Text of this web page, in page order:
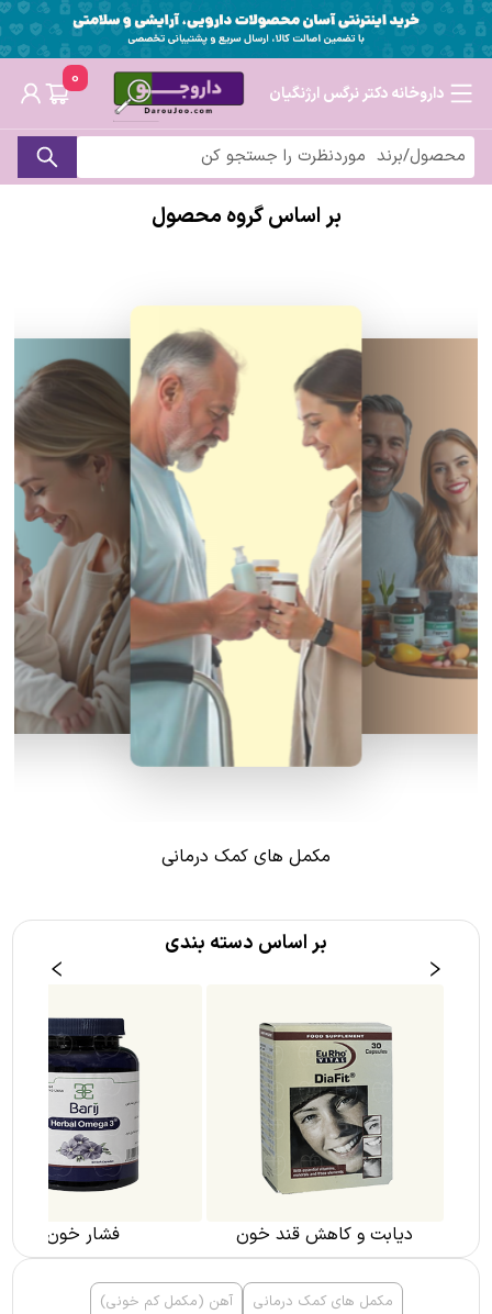
داروخانه دکتر نرگس ارژنگیان
0
بر اساس گروه محصول
مکمل های کمک درمانی
بر اساس دسته بندی
دیابت و کاهش قند خون فشار خون
مکمل های کمک درمانی
آهن (مکمل کم خونی)